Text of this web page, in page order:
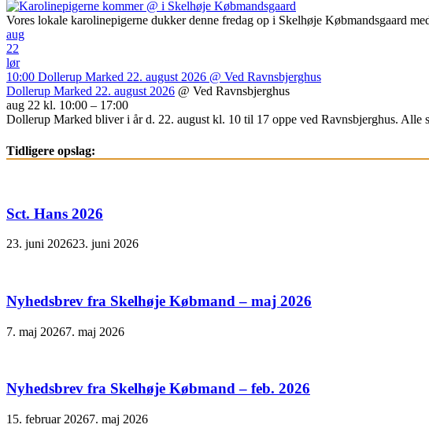
Vores lokale karolinepigerne dukker denne fredag op i Skelhøje Købmandsgaard
aug
22
lør
10:00 Dollerup Marked 22. august 2026 @ Ved Ravnsbjerghus
Dollerup Marked 22. august 2026 @ Ved Ravnsbjerghus
aug 22 kl. 10:00 – 17:00
Dollerup Marked bliver i år d. 22. august kl. 10 til 17 oppe ved Ravnsbjerghus. Alle
Tidligere opslag:
Sct. Hans 2026
23. juni 202623. juni 2026
Nyhedsbrev fra Skelhøje Købmand – maj 2026
7. maj 20267. maj 2026
Nyhedsbrev fra Skelhøje Købmand – feb. 2026
15. februar 20267. maj 2026